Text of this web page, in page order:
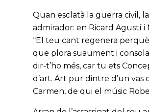
Quan esclatà la guerra civil, la
admirador: en Ricard Agustí
“El teu cant regenera
que plora suaument i
dir-t’ho més, car tu ets
d’art. Art pur dintre d’un vas
Carmen, de qui el músic